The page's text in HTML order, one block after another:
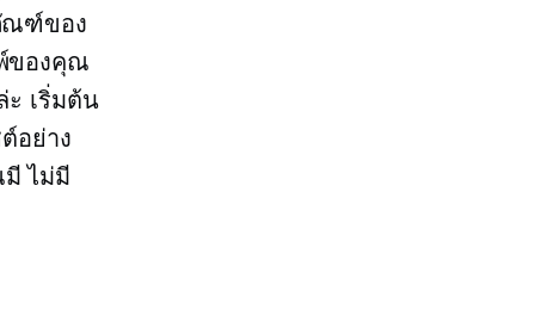
ณฑ์ของ
ของคุณ
ะ เริ่มต้น
อย่าง
ไม่มี